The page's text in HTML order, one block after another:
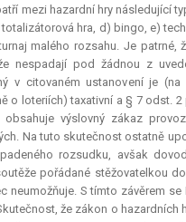
mezi hazardní hry následující
hra, d) bingo, e)
malého rozsahu. Je patrné,
nespadají pod žádnou z
v citovaném ustanovení je
o loteriích)taxativní a § 7 odst. 2
obsahuje výslovný zákaz
Na tuto skutečnost ostatně
rozsudku, avšak
pořádané stěžovatelkou
neumožňuje. S tímto závěrem se
že zákon o hazardních